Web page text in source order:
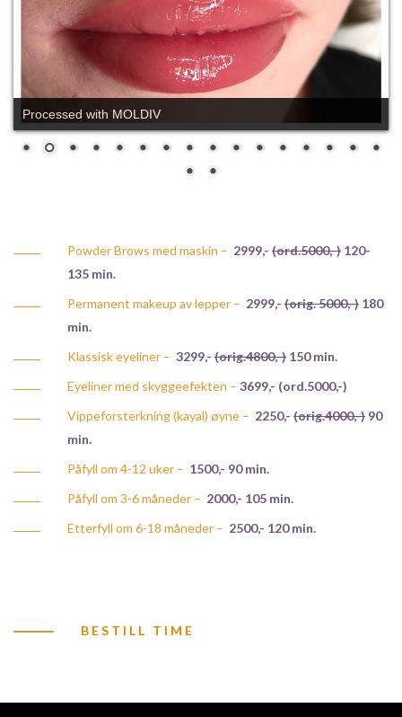
Processed with MOLDIV
Powder Brows med maskin – 2999,- (ord.5000,-) 120-
135 min.
Permanent makeup av lepper – 2999,- (orig. 5000,-) 180
min.
Klassisk eyeliner – 3299,- (orig.4800,-) 150 min.
Eyeliner med skyggeefekten – 3699,- (ord.5000,-)
Vippeforsterkning (kayal) øyne – 2250,- (orig.4000,-) 90
min.
Påfyll om 4-12 uker – 1500,- 90 min.
Påfyll om 3-6 måneder – 2000,- 105 min.
Etterfyll om 6-18 måneder – 2500,- 120 min.
BESTILL TIME